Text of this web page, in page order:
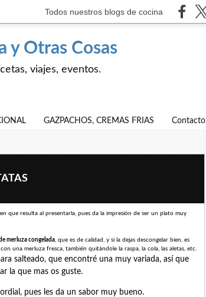
Todos nuestros blogs de cocina
y Otras Cosas
viajes, eventos.
GAZPACHOS, CREMAS FRIAS Contacto
que resulta al presentarla, pues da la impresión de ser un plato muy
merluza congelada, que es de calidad, y si la dejas descongelar bien, es
una merluza fresca, también quitándole la raspa, la cola, las aletas, etc.
salteado, que encontré una muy variada, así que
la que mas os guste.
pues les da un sabor muy bueno.